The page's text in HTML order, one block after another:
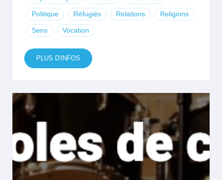
Politique Réfugiés Relations Religions
Sens Vocation
PLUS D'INFOS